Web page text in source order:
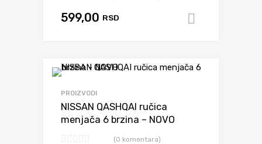
599,00 RSD
PROIZVODI
NISSAN QASHQAI ručica
menjača 6 brzina – NOVO
(0 komentara)